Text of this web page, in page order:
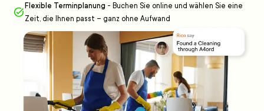
Flexible Terminplanung - Buchen Sie online und wählen Sie eine
Zeit, die Ihnen passt – ganz ohne Aufwand